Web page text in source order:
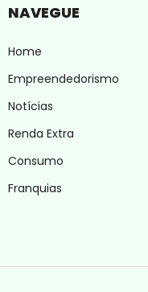
NAVEGUE
Home
Empreendedorismo
Notícias
Renda Extra
Consumo
Franquias